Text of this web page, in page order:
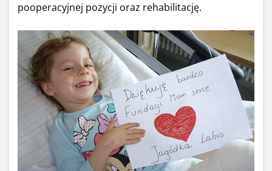
pooperacyjnej pozycji oraz rehabilitację.